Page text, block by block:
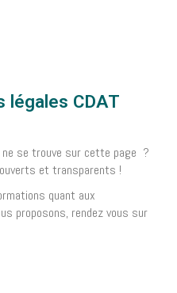
légales CDAT
ne se trouve sur cette page ?
et transparents !
quant aux
proposons, rendez vous sur